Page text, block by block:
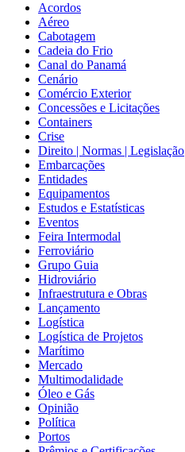
Acordos
Aéreo
Cabotagem
Cadeia do Frio
Canal do Panamá
Cenário
Comércio Exterior
Concessões e Licitações
Containers
Crise
Direito | Normas | Legislação
Embarcações
Entidades
Equipamentos
Estudos e Estatísticas
Eventos
Feira Intermodal
Ferroviário
Grupo Guia
Hidroviário
Infraestrutura e Obras
Lançamento
Logística
Logística de Projetos
Marítimo
Mercado
Multimodalidade
Óleo e Gás
Opinião
Política
Portos